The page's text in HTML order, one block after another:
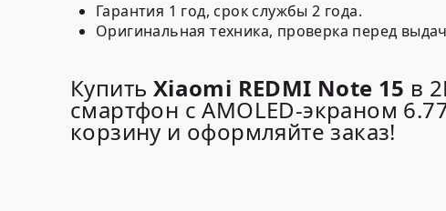
Гарантия 1 год, срок службы2 года.
Оригинальная техника, проверка перед
Купить Xiaomi REDMI Note 15 в
смартфон с AMOLED-экраном
корзину и оформляйте заказ!